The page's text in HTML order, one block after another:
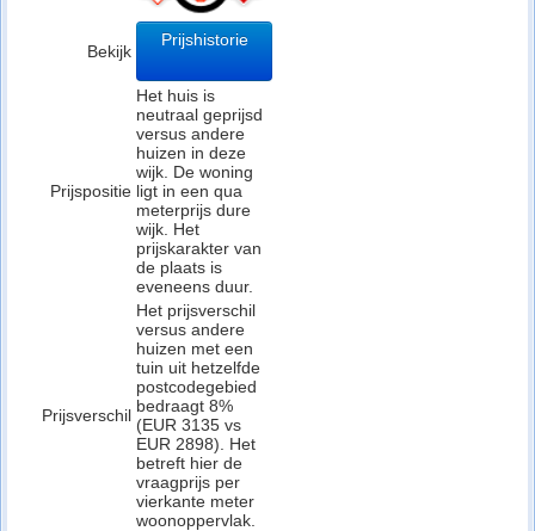
Bekijk
Prijshistorie
Prijspositie
Het huis is
neutraal geprijsd
versus andere
huizen in deze
wijk. De woning
ligt in een qua
meterprijs dure
wijk. Het
prijskarakter van
de plaats is
eveneens duur.
Prijsverschil
Het prijsverschil
versus andere
huizen met een
tuin uit hetzelfde
postcodegebied
bedraagt 8%
(EUR 3135 vs
EUR 2898). Het
betreft hier de
vraagprijs per
vierkante meter
woonoppervlak.